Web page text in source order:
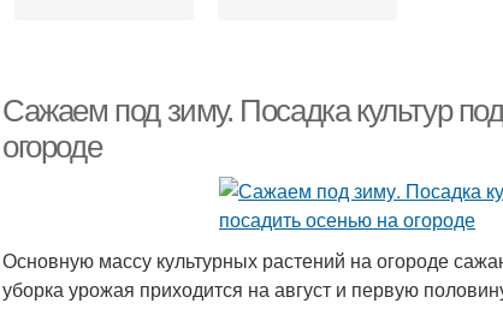
Сажаем под зиму. Посадка культур
огороде
Основную массу культурных растений на огороде
уборка урожая приходится на август и первую